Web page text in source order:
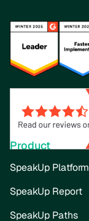
Product
SpeakUp Platform
SpeakUp Report
SpeakUp Paths